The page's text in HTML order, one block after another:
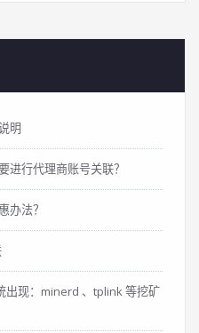
明
进行代理商账号关联？
办法？
出现：minerd 、tplink 等挖矿